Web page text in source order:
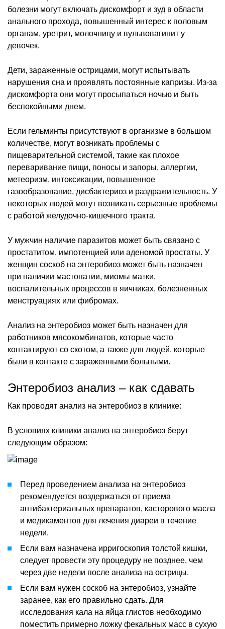
болезни могут включать дискомфорт и зуд в области
анального прохода, повышенный интерес к половым
органам, уретрит, молочницу и вульвовагинит у
девочек.
Дети, зараженные острицами, могут испытывать
нарушения сна и проявлять постоянные капризы. Из-за
дискомфорта они могут просыпаться ночью и быть
беспокойными днем.
Если гельминты присутствуют в организме в большом
количестве, могут возникать проблемы с
пищеварительной системой, такие как плохое
переваривание пищи, поносы и запоры, аллергии,
метеоризм, интоксикации, повышенное
газообразование, дисбактериоз и раздражительность. У
некоторых людей могут возникать серьезные проблемы
с работой желудочно-кишечного тракта.
У мужчин наличие паразитов может быть связано с
простатитом, импотенцией или аденомой простаты. У
женщин соскоб на энтеробиоз может быть назначен
при наличии мастопатии, миомы матки,
воспалительных процессов в яичниках, болезненных
менструациях или фибромах.
Анализ на энтеробиоз может быть назначен для
работников мясокомбинатов, которые часто
контактируют со скотом, а также для людей, которые
были в контакте с зараженными больными.
Энтеробиоз анализ – как сдавать
Как проводят анализ на энтеробиоз в клинике:
В условиях клиники анализ на энтеробиоз берут
следующим образом:
Перед проведением анализа на энтеробиоз
рекомендуется воздержаться от приема
антибактериальных препаратов, касторового масла
и медикаментов для лечения диареи в течение
недели.
Если вам назначена ирригоскопия толстой кишки,
следует провести эту процедуру не позднее, чем
через две недели после анализа на острицы.
Если вам нужен соскоб на энтеробиоз, узнайте
заранее, как его правильно сдать. Для
исследования кала на яйца глистов необходимо
поместить примерно ложку фекальных масс в сухую